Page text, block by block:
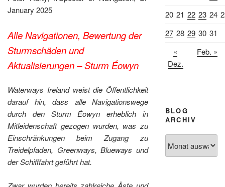
January 2025
Alle Navigationen, Bewertung der
Sturmschäden und
Aktualisierungen – Sturm Éowyn
Waterways Ireland weist die Öffentlichkeit
darauf hin, dass alle Navigationswege
durch den Sturm Éowyn erheblich in
Mitleidenschaft gezogen wurden, was zu
Einschränkungen beim Zugang zu
Treidelpfaden, Greenways, Blueways und
der Schifffahrt geführt hat.
20 21 22 23 24
27 28 29 30 31
«
Dez.
Feb. »
BLOG
ARCHIV
Archiv